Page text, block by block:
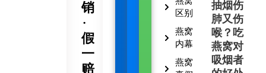
销
·
假
一
赔
区别
燕窝
内幕
燕窝
抽烟伤
肺又伤
喉？吃
燕窝对
吸烟者